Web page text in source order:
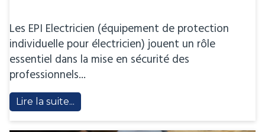
Les EPI Electricien (équipement de protection
individuelle pour électricien) jouent un rôle
essentiel dans la mise en sécurité des
professionnels...
Lire la suite...